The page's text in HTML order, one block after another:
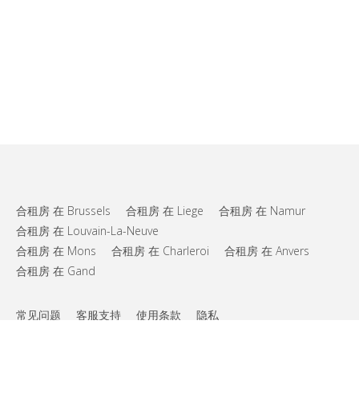
合租房 在 Brussels 合租房 在 Liege
合租房 在 Namur
合租房 在 Louvain-La-Neuve
合租房 在 Mons
合租房 在 Charleroi
合租房 在 Anvers
合租房 在 Gand
常见问题 客服支持 使用条款 隐私